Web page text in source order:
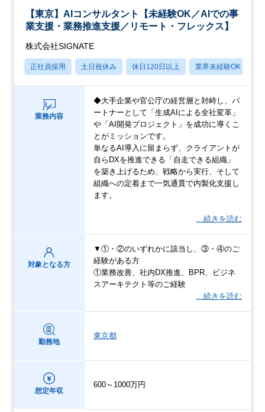
【東京】AIコンサルタント【未経験OK／AIでの事
業支援・業務推進支援／リモート・フレックス】
株式会社SIGNATE
正社員採用 土日祝休み 休日120日以上 業界未経験OK
業務内容
◆大手企業や官公庁の経営層と対峙し、パ
ートナーとして「生成AIによる全社変革」
や「AI開発プロジェクト」を成功に導くこ
とがミッションです。
単なるAI導入に留まらず、クライアントが
自らDXを推進できる「自走できる組織」
を築き上げるため、戦略から実行、そして
組織への定着まで一気通貫で内製化支援し
ます。
…続きを読む
対象となる方
▼①・②のいずれかに該当し、③・④のご
経験がある方
①業務改善、社内DX推進、BPR、ビジネ
スアーキテクト等のご経験
…続きを読む
勤務地
東京都
想定年収
600～1000万円